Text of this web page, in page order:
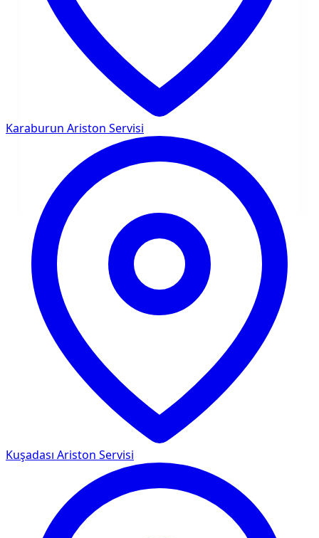
Karaburun Ariston Servisi
Kuşadası Ariston Servisi